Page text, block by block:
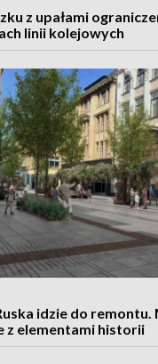
z upałami
linii kolejowych
idzie do remontu.
z elementami historii